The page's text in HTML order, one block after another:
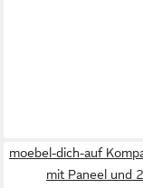
moebel-dich-auf
mit Paneel und